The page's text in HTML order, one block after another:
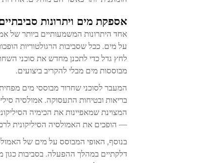
אספקת מים ויתרונות
אחד היתרונות המשמעותיים ביותר של
לחץ גדל כדי לתכנן מחדש את סוכני
מבוססות מים מבלי להקריב ביצועים.
בריאות ובטיחות התעסוקה. אמולסיה
המצוינת שמאפיינות את הכימיה
— הופכים את האמולסיה הסיליקונית
בנוסף, האופי המבוסס על מים של
דלקתיים במהלך ההפעלה. בסביבות כגון